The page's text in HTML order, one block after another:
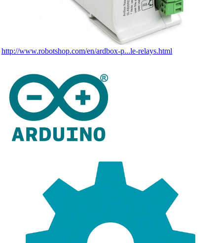
http://www.robotshop.com/en/ardbox-p...le-relays.html